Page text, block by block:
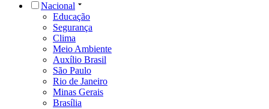
Nacional
Educação
Segurança
Clima
Meio Ambiente
Auxílio Brasil
São Paulo
Rio de Janeiro
Minas Gerais
Brasília